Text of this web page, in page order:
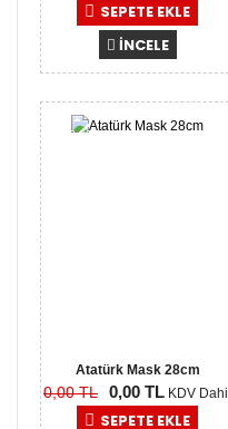
SEPETE EKLE
İNCELE
0,00
Atatürk Mask 28cm
0,00 TL 0,00 TL KDV Dahil
SEPETE EKLE